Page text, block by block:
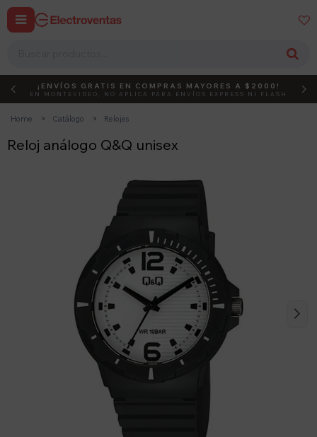
 
DEBUT ACTIVÁ EL CÓDIGO
¡ENVÍOS GRATIS EN COMPRAS MAYORES A $2000!
EN MONTEVIDEO, NO APLICA PARA ENVÍOS EXPRESS NI FLASH
Home Catálogo Relojes
Reloj análogo Q&Q unisex